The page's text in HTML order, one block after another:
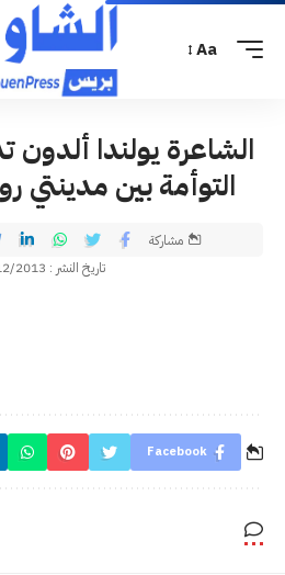
Aa
الشاعرة يولندا ألدون
التوأمة بين مدينتي
تاريخ النشر : 08/12/2013
مشاركة
Facebook